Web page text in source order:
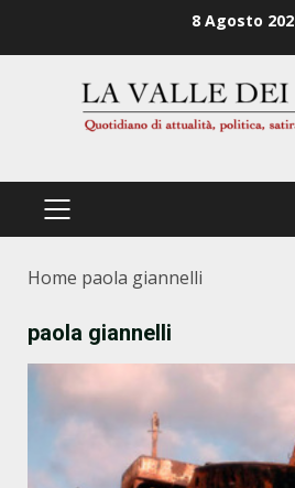
8 Agosto
PRIMÄRES
Home paola giannelli
paola giannelli